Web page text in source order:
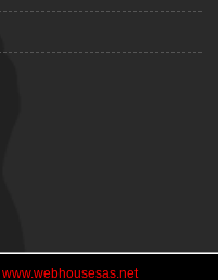
www.webhousesas.net